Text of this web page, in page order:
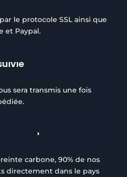
le protocole SSL ainsi que
et Paypal.
sera transmis une fois
carbone, 90% de nos
directement dans le pays